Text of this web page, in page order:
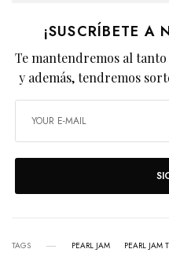
¡SUSCRÍBETE A
Te mantendremos al tanto
y además, tendremos
TAGS PEARL JAM PEARL JAM